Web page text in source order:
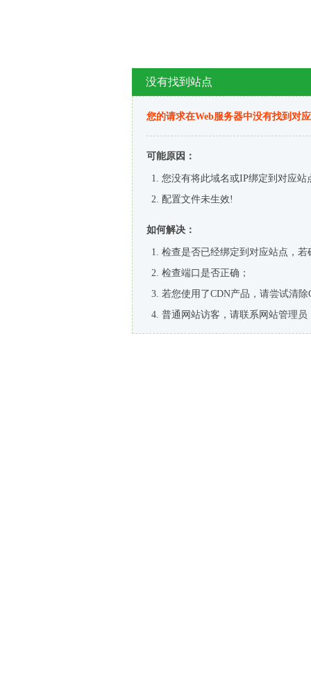
没有找到站点
您的请求在Web服务器中没有找到对
可能原因：
您没有将此域名或IP绑定到对应站
配置文件未生效!
如何解决：
检查是否已经绑定到对应站点，
检查端口是否正确；
若您使用了CDN产品，请尝试清除
普通网站访客，请联系网站管理员